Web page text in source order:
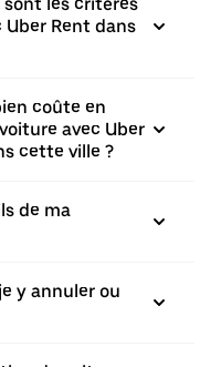
Rent dans
coûte en
avec Uber
cette ville ?
de ma
y annuler ou